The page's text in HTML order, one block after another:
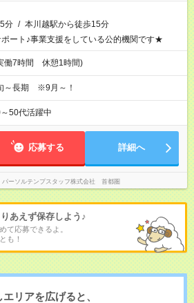
分 / 本川越駅から徒歩15分
ート♪事業支援をしている公的機関です★
働7時間 休憩1時間)
～長期 ※9月～！
50代活躍中
応募する 詳細へ
パーソルテンプスタッフ株式会社 首都圏
あえず保存しよう♪
て応募できるよ。
も！
エリアを広げると、